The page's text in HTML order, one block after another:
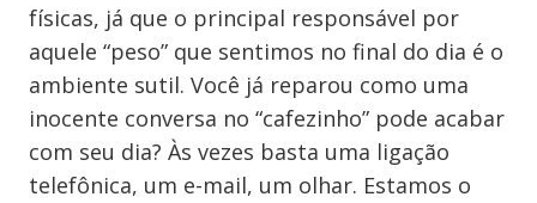
físicas, já que o principal responsável por
aquele “peso” que sentimos no final do dia é o
ambiente sutil. Você já reparou como uma
inocente conversa no “cafezinho” pode acabar
com seu dia? Às vezes basta uma ligação
telefônica, um e-mail, um olhar. Estamos o